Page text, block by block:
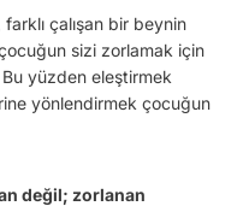
çalışan bir beynin
çocuğun sizi zorlamak için
Bu yüzden eleştirmek
yönlendirmek çocuğun
değil; zorlanan